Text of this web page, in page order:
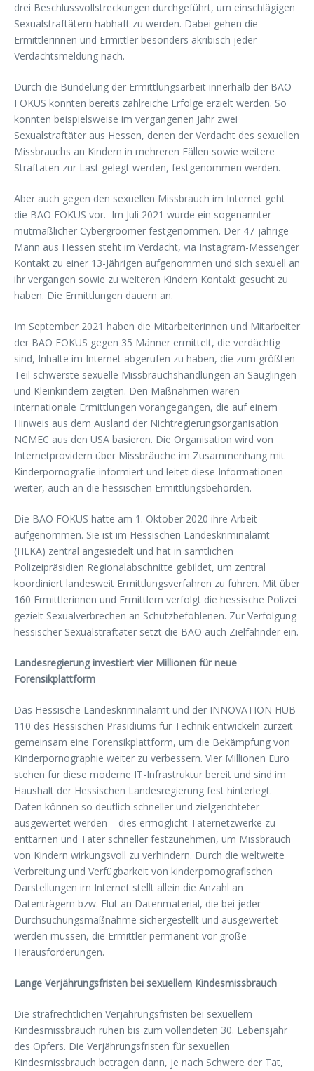
drei Beschlussvollstreckungen durchgeführt, um einschlägigen
Sexualstraftätern habhaft zu werden. Dabei gehen die
Ermittlerinnen und Ermittler besonders akribisch jeder
Verdachtsmeldung nach.
Durch die Bündelung der Ermittlungsarbeit innerhalb der BAO
FOKUS konnten bereits zahlreiche Erfolge erzielt werden. So
konnten beispielsweise im vergangenen Jahr zwei
Sexualstraftäter aus Hessen, denen der Verdacht des sexuellen
Missbrauchs an Kindern in mehreren Fällen sowie weitere
Straftaten zur Last gelegt werden, festgenommen werden.
Aber auch gegen den sexuellen Missbrauch im Internet geht
die BAO FOKUS vor. Im Juli 2021 wurde ein sogenannter
mutmaßlicher Cybergroomer festgenommen. Der 47-jährige
Mann aus Hessen steht im Verdacht, via Instagram-Messenger
Kontakt zu einer 13-Jährigen aufgenommen und sich sexuell an
ihr vergangen sowie zu weiteren Kindern Kontakt gesucht zu
haben. Die Ermittlungen dauern an.
Im September 2021 haben die Mitarbeiterinnen und Mitarbeiter
der BAO FOKUS gegen 35 Männer ermittelt, die verdächtig
sind, Inhalte im Internet abgerufen zu haben, die zum größten
Teil schwerste sexuelle Missbrauchshandlungen an Säuglingen
und Kleinkindern zeigten. Den Maßnahmen waren
internationale Ermittlungen vorangegangen, die auf einem
Hinweis aus dem Ausland der Nichtregierungsorganisation
NCMEC aus den USA basieren. Die Organisation wird von
Internetprovidern über Missbräuche im Zusammenhang mit
Kinderpornografie informiert und leitet diese Informationen
weiter, auch an die hessischen Ermittlungsbehörden.
Die BAO FOKUS hatte am 1. Oktober 2020 ihre Arbeit
aufgenommen. Sie ist im Hessischen Landeskriminalamt
(HLKA) zentral angesiedelt und hat in sämtlichen
Polizeipräsidien Regionalabschnitte gebildet, um zentral
koordiniert landesweit Ermittlungsverfahren zu führen. Mit über
160 Ermittlerinnen und Ermittlern verfolgt die hessische Polizei
gezielt Sexualverbrechen an Schutzbefohlenen. Zur Verfolgung
hessischer Sexualstraftäter setzt die BAO auch Zielfahnder ein.
Landesregierung investiert vier Millionen für neue
Forensikplattform
Das Hessische Landeskriminalamt und der INNOVATION HUB
110 des Hessischen Präsidiums für Technik entwickeln zurzeit
gemeinsam eine Forensikplattform, um die Bekämpfung von
Kinderpornographie weiter zu verbessern. Vier Millionen Euro
stehen für diese moderne IT-Infrastruktur bereit und sind im
Haushalt der Hessischen Landesregierung fest hinterlegt.
Daten können so deutlich schneller und zielgerichteter
ausgewertet werden – dies ermöglicht Täternetzwerke zu
enttarnen und Täter schneller festzunehmen, um Missbrauch
von Kindern wirkungsvoll zu verhindern. Durch die weltweite
Verbreitung und Verfügbarkeit von kinderpornografischen
Darstellungen im Internet stellt allein die Anzahl an
Datenträgern bzw. Flut an Datenmaterial, die bei jeder
Durchsuchungsmaßnahme sichergestellt und ausgewertet
werden müssen, die Ermittler permanent vor große
Herausforderungen.
Lange Verjährungsfristen bei sexuellem Kindesmissbrauch
Die strafrechtlichen Verjährungsfristen bei sexuellem
Kindesmissbrauch ruhen bis zum vollendeten 30. Lebensjahr
des Opfers. Die Verjährungsfristen für sexuellen
Kindesmissbrauch betragen dann, je nach Schwere der Tat,